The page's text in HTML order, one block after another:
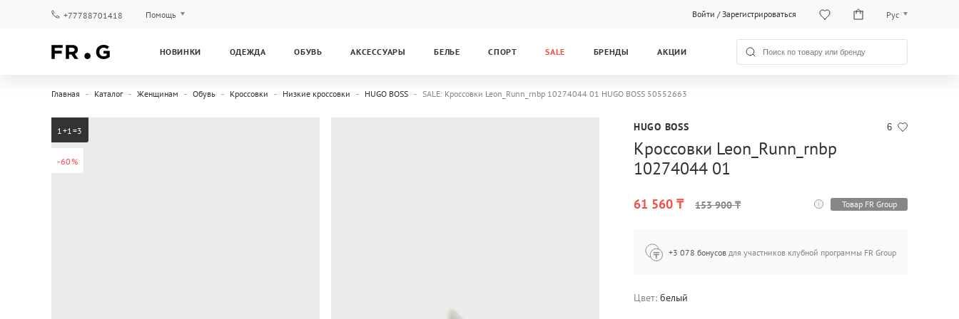
+77788701418 Помощь Войти /Зарегистрироваться Рус
Қаз
НОВИНКИ ОДЕЖДА ОБУВЬ АКСЕССУАРЫ БЕЛЬЕ СПОРТ SALE БРЕНДЫ АКЦИИ
Главная Каталог Женщинам Обувь Кроссовки Низкие кроссовки HUGO BOSS SALE: Кроссовки Leon_Runn_rnbp 10274044 01 HUGO BOSS 50552663
-60%
1+1=3 6
HUGO BOSS
Кроссовки Leon_Runn_rnbp
10274044 01
61 560 ₸ 153 900 ₸ Товар FR Group
+3 078 бонусов для участников клубной программы FR Group
Цвет: белый